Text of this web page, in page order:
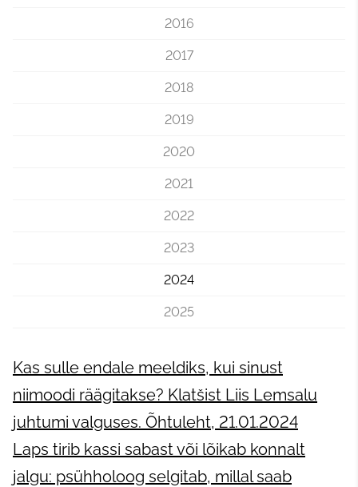
2016
2017
2018
2019
2020
2021
2022
2023
2024
2025
Kas sulle endale meeldiks, kui sinust
niimoodi räägitakse? Klatšist Liis Lemsalu
juhtumi valguses. Õhtuleht, 21.01.2024
Laps tirib kassi sabast või lõikab konnalt
jalgu: psühholoog selgitab, millal saab